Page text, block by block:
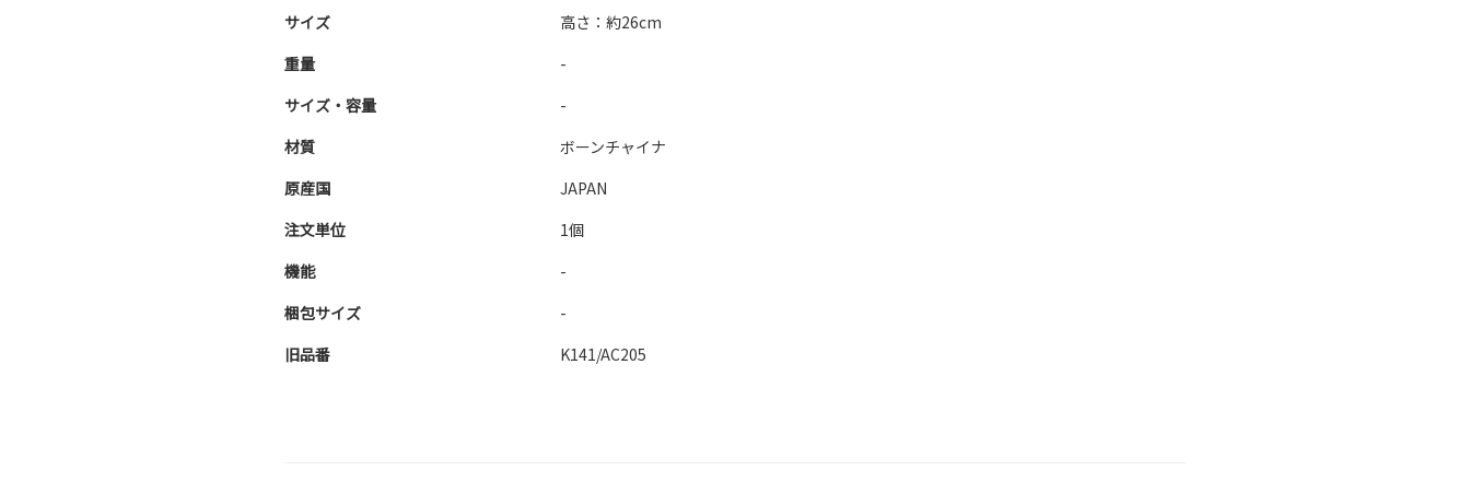
サイズ
高さ：約26cm
重量
-
サイズ・容量
-
材質
ボーンチャイナ
原産国
JAPAN
注文単位
1個
機能
-
梱包サイズ
-
旧品番
K141/AC205